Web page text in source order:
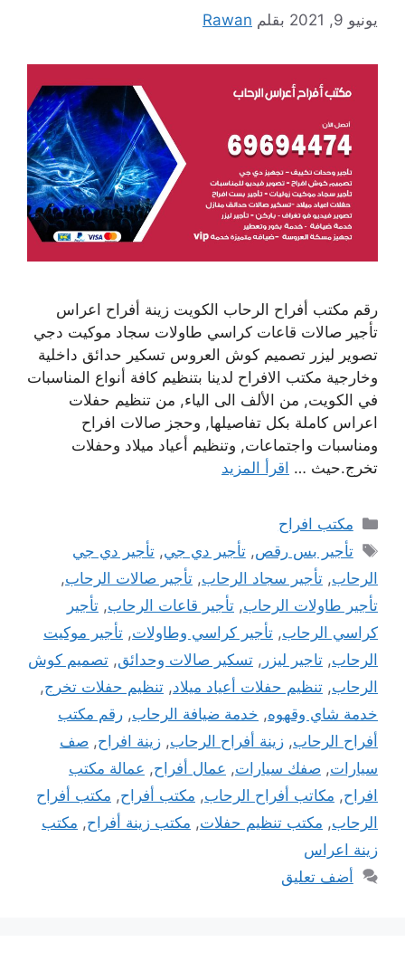
يونيو 9, 2021 بقلم Rawan
رقم مكتب أفراح الرحاب الكويت زينة أفراح اعراس
تأجير صالات قاعات كراسي طاولات سجاد موكيت دجي
تصوير ليزر تصميم كوش العروس تسكير حدائق داخلية
وخارجية مكتب الافراح لدينا بتنظيم كافة أنواع المناسبات
في الكويت, من الألف الى الياء, من تنظيم حفلات
اعراس كاملة بكل تفاصيلها, وحجز صالات افراح
ومناسبات واجتماعات, وتنظيم أعياد ميلاد وحفلات
تخرج.حيث … اقرأ المزيد
التصنيفات
مكتب افراح
الوسوم
تأجير بس رقص,تأجير دي جي,تأجير دي جي
الرحاب, تأجير سجاد الرحاب, تأجير صالات الرحاب,
تأجير طاولات الرحاب, تأجير قاعات الرحاب, تأجير
كراسي الرحاب, تأجير كراسي وطاولات, تأجير موكيت
الرحاب, تاجير ليزر , تسكير صالات وحدائق, تصميم كوش
الرحاب, تنظيم حفلات أعياد ميلاد, تنظيم حفلات تخرج,
خدمة شاي وقهوه, خدمة ضيافة الرحاب, رقم مكتب
أفراح الرحاب, زينة أفراح الرحاب, زينة افراح, صف
سيارات, صفك سيارات, عمال أفراح, عمالة مكتب
افراح, مكاتب أفراح الرحاب, مكتب أفراح, مكتب أفراح
الرحاب, مكتب تنظيم حفلات, مكتب زينة أفراح, مكتب
زينة اعراس
أضف تعليق